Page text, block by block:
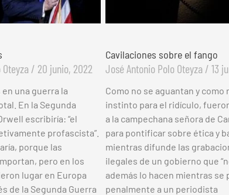
20 junio, 2022
una guerra la
En la Segunda
escribiría: “el
profascista”.
porque las
pero en los
lugar en Europa
de la Segunda Guerra
Cavilaciones sobre el fango
José Antonio Polo Oteyza 13
Como no se aguantan y como
instinto para el ridículo,
a la campechana señora de
para pontificar sobre ética y
mientras difunde las
ilegales de un gobierno que
además lo hacen mientras se
penalmente a un periodista